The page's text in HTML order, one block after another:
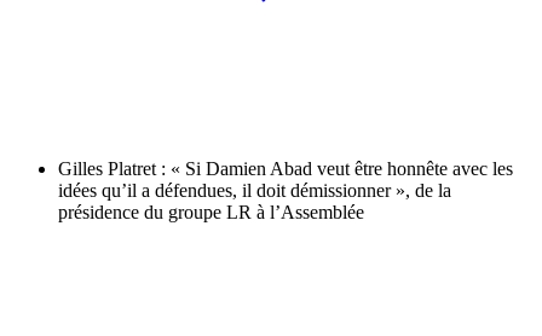
Gilles Platret : « Si Damien Abad veut être honnête avec les
idées qu’il a défendues, il doit démissionner », de la
présidence du groupe LR à l’Assemblée